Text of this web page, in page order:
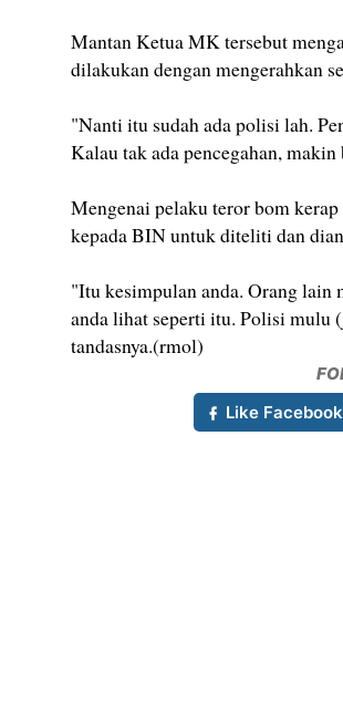
Mantan Ketua MK tersebut
dilakukan dengan mengerahkan
"Nanti itu sudah ada polisi lah.
Kalau tak ada pencegahan,
Mengenai pelaku teror bom
kepada BIN untuk diteliti dan
"Itu kesimpulan anda. Orang
anda lihat seperti itu. Polisi mulu
tandasnya.(rmol)
Like Facebook